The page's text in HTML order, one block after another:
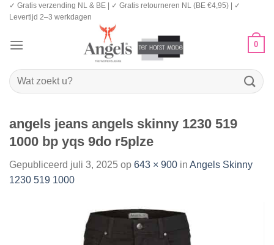
Ga
naar
✓ Gratis verzending NL & BE | ✓ Gratis retourneren NL (BE €4,95) | ✓
Levertijd 2–3 werkdagen
0
Zoeken
naar:
angels jeans angels skinny 1230 519
1000 bp yqs 9do r5plze
Gepubliceerd juli 3, 2025 op 643 × 900 in Angels Skinny
1230 519 1000